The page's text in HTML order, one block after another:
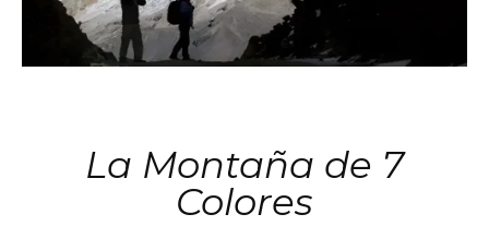
La Montaña de 7
Colores